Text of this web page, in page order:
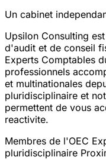
Un cabinet
Upsilon Consulting
d'audit et de conseil
Experts Comptables
professionnels
et multinationales
pluridisciplinaire et
permettent de vous
reactivite.
Membres de l'OEC
pluridisciplinaire